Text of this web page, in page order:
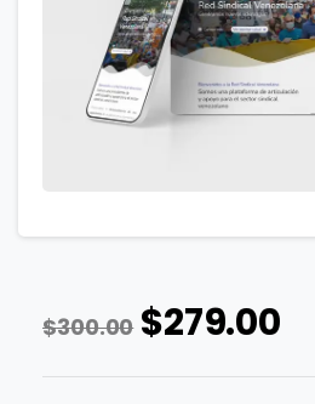
$300.00 $279.00